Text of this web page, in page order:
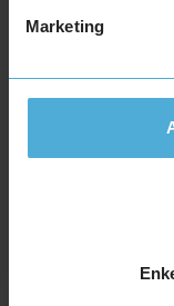
Marketing
255/50R19 107W
265/35R19 98Y
275/35R19 100Y
275/40R19 105Y
295/40R19 108Y